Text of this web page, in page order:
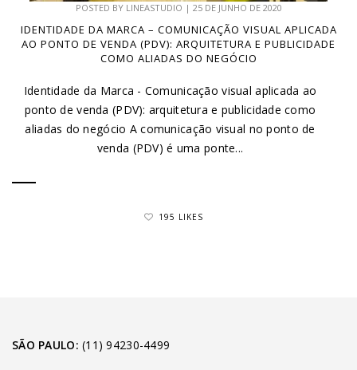
POSTED BY LINEASTUDIO | 25 DE JUNHO DE 2020
IDENTIDADE DA MARCA – COMUNICAÇÃO VISUAL APLICADA
AO PONTO DE VENDA (PDV): ARQUITETURA E PUBLICIDADE
COMO ALIADAS DO NEGÓCIO
Identidade da Marca - Comunicação visual aplicada ao
ponto de venda (PDV): arquitetura e publicidade como
aliadas do negócio A comunicação visual no ponto de
venda (PDV) é uma ponte...
195 LIKES
SÃO PAULO:(11) 94230-4499